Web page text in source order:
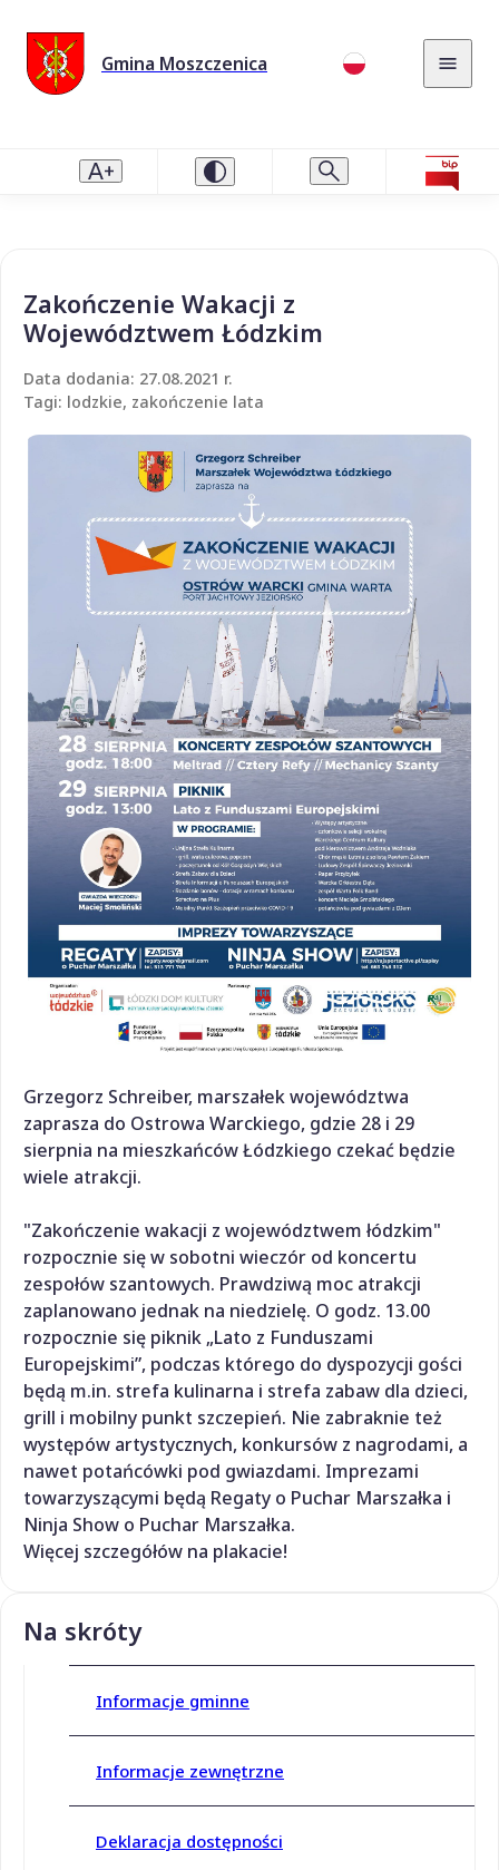
Gmina Moszczenica
Zakończenie Wakacji z
Województwem Łódzkim
Data dodania: 27.08.2021 r.
Tagi: lodzkie, zakończenie lata
Grzegorz Schreiber, marszałek województwa
zaprasza do Ostrowa Warckiego, gdzie 28 i 29
sierpnia na mieszkańców Łódzkiego czekać będzie
wiele atrakcji.
"Zakończenie wakacji z województwem łódzkim"
rozpocznie się w sobotni wieczór od koncertu
zespołów szantowych. Prawdziwą moc atrakcji
zaplanowano jednak na niedzielę. O godz. 13.00
rozpocznie się piknik „Lato z Funduszami
Europejskimi”, podczas którego do dyspozycji gości
będą m.in. strefa kulinarna i strefa zabaw dla dzieci,
grill i mobilny punkt szczepień. Nie zabraknie też
występów artystycznych, konkursów z nagrodami, a
nawet potańcówki pod gwiazdami. Imprezami
towarzyszącymi będą Regaty o Puchar Marszałka i
Ninja Show o Puchar Marszałka.
Więcej szczegółów na plakacie!
Na skróty
Informacje gminne
Informacje zewnętrzne
Deklaracja dostępności